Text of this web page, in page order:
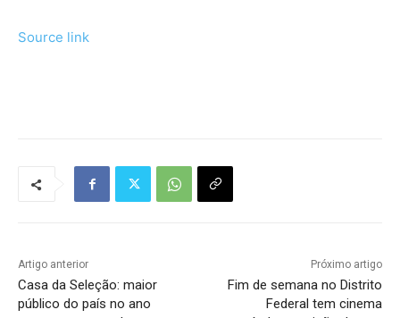
Source link
Artigo anterior
Casa da Seleção: maior
público do país no ano
Próximo artigo
Fim de semana no Distrito
Federal tem cinema